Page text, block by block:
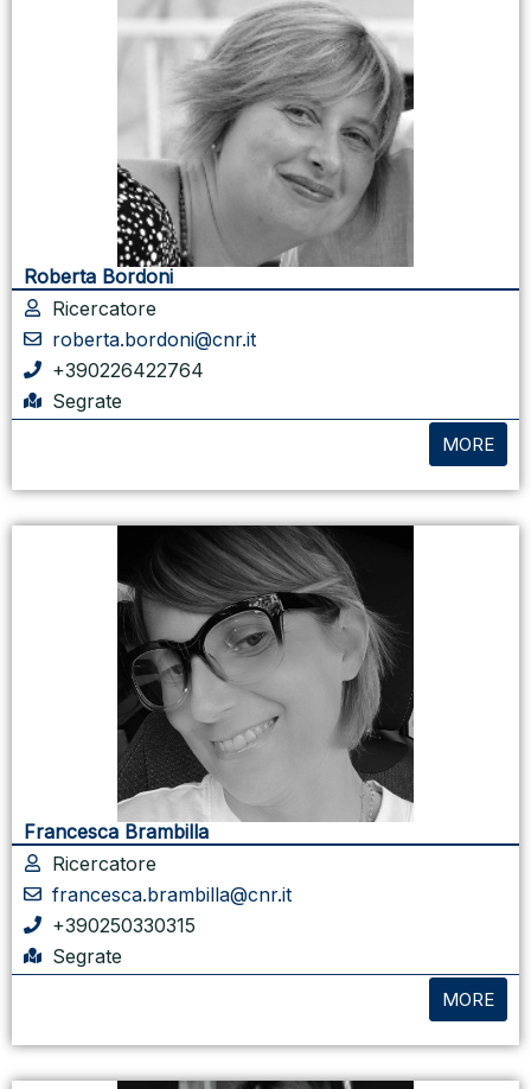
Roberta Bordoni
Ricercatore
roberta.bordoni@cnr.it
+390226422764
Segrate
MORE
Francesca Brambilla
Ricercatore
francesca.brambilla@cnr.it
+390250330315
Segrate
MORE